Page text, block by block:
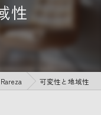
性
可変性と地域性